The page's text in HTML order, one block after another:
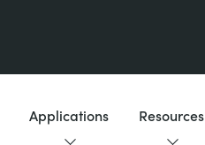
Applications Resources